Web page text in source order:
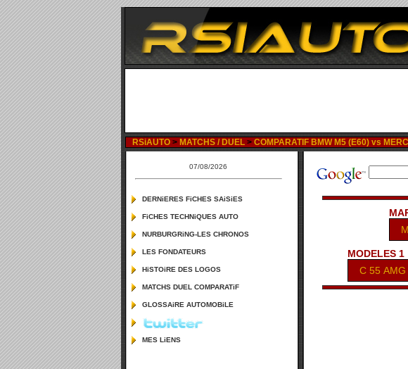
RSiAUTO > MATCHS / DUEL > COMPARATIF BMW M5 (E60) vs
MODELES 1
07/08/2026
DERNiERES FiCHES SAiSiES
FiCHES TECHNiQUES AUTO
NURBURGRiNG-LES CHRONOS
LES FONDATEURS
HiSTOiRE DES LOGOS
MATCHS DUEL COMPARATiF
GLOSSAiRE AUTOMOBiLE
MES LiENS